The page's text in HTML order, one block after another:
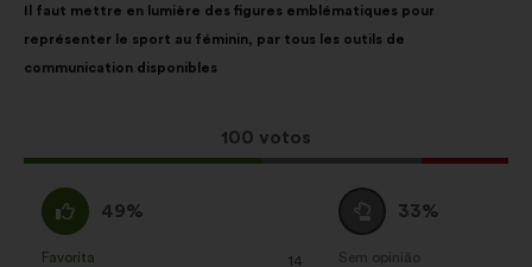
da
proposta:
Il faut mettre en lumière des figures emblématiques pour
représenter le sport au féminin, par tous les outils de
communication disponibles
Esta
proposta
100 votos
repartição
é
a
Concordo
:
49%
Favorita
: 14
vezes
Voto
neutro
:
33%
Sem opinião
:vezes